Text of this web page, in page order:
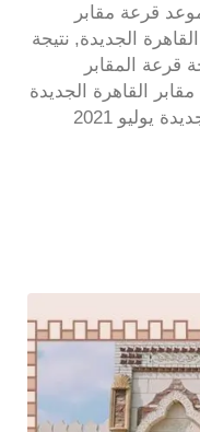
قرعة مقابر
الجديدة نتيجة
قرعة المقابر
القاهرة الجديدة
يوليو 2021